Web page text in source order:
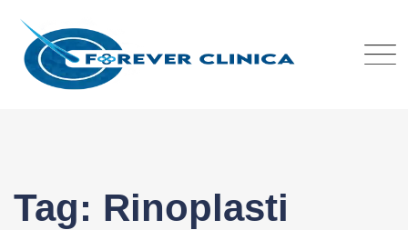
content
Tag: Rinoplasti